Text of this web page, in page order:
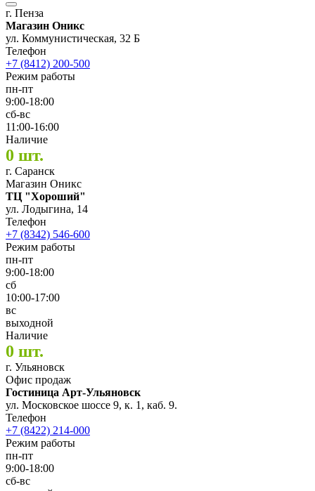
г. Пенза
Магазин Оникс
ул. Коммунистическая, 32 Б
Телефон
+7 (8412) 200-500
Режим работы
пн-пт
9:00-18:00
сб-вс
11:00-16:00
Наличие
0 шт.
г. Саранск
Магазин Оникс
ТЦ "Хороший"
ул. Лодыгина, 14
Телефон
+7 (8342) 546-600
Режим работы
пн-пт
9:00-18:00
сб
10:00-17:00
вс
выходной
Наличие
0 шт.
г. Ульяновск
Офис продаж
Гостиница Арт-Ульяновск
ул. Московское шоссе 9, к. 1, каб. 9.
Телефон
+7 (8422) 214-000
Режим работы
пн-пт
9:00-18:00
сб-вс